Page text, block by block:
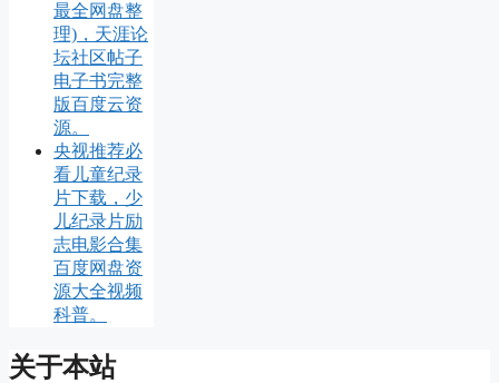
最全网盘整
理)，天涯论
坛社区帖子
电子书完整
版百度云资
源。
央视推荐必
看儿童纪录
片下载，少
儿纪录片励
志电影合集
百度网盘资
源大全视频
科普。
关于本站